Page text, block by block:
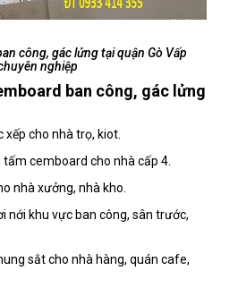
công, gác lửng tại quận Gò Vấp
nghiệp
ban công, gác lửng
xếp cho nhà trọ, kiot.
cemboard cho nhà cấp 4.
nhà xưởng, nhà kho.
nới khu vực ban công, sân trước,
sắt cho nhà hàng, quán cafe,